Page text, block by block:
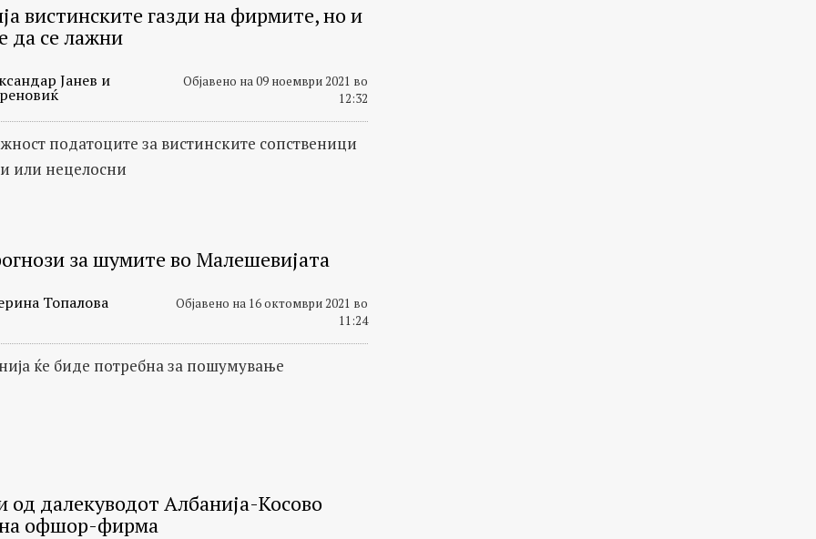
вистинските газди на фирмите, но и
да се лажни
Јанев и
Објавено на 09 ноември 2021 во
12:32
податоците за вистинските сопственици
или нецелосни
за шумите во Малешевијата
Топалова
Објавено на 16 октомври 2021 во
11:24
ќе биде потребна за пошумување
далекуводот Албанија-Косово
на офшор-фирма